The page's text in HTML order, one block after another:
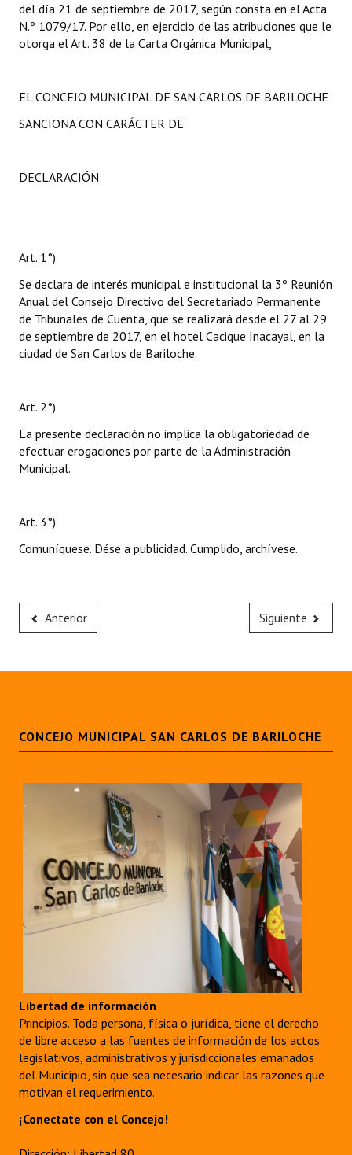
del día 21 de septiembre de 2017, según consta en el Acta
N.º 1079/17. Por ello, en ejercicio de las atribuciones que le
otorga el Art. 38 de la Carta Orgánica Municipal,
EL CONCEJO MUNICIPAL DE SAN CARLOS DE BARILOCHE
SANCIONA CON CARÁCTER DE
DECLARACIÓN
Art. 1°)
Se declara de interés municipal e institucional la 3º Reunión
Anual del Consejo Directivo del Secretariado Permanente
de Tribunales de Cuenta, que se realizará desde el 27 al 29
de septiembre de 2017, en el hotel Cacique Inacayal, en la
ciudad de San Carlos de Bariloche.
Art. 2°)
La presente declaración no implica la obligatoriedad de
efectuar erogaciones por parte de la Administración
Municipal.
Art. 3°)
Comuníquese. Dése a publicidad. Cumplido, archívese.
Anterior Siguiente
CONCEJO MUNICIPAL SAN CARLOS DE BARILOCHE
Libertad de información
Principios. Toda persona, física o jurídica, tiene el derecho
de libre acceso a las fuentes de información de los actos
legislativos, administrativos y jurisdiccionales emanados
del Municipio, sin que sea necesario indicar las razones que
motivan el requerimiento.
¡Conectate con el Concejo!